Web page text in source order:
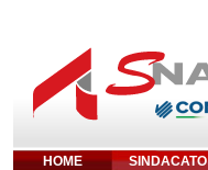
HOME SINDACATO